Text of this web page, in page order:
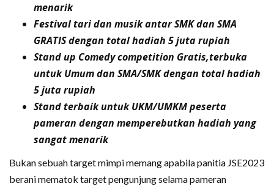
menarik
Festival tari dan musik antar SMK dan SMA
GRATIS dengan total hadiah 5 juta rupiah
Stand up Comedy competition Gratis,terbuka
untuk Umum dan SMA/SMK dengan total hadiah
5 juta rupiah
Stand terbaik untuk UKM/UMKM peserta
pameran dengan memperebutkan hadiah yang
sangat menarik
Bukan sebuah target mimpi memang apabila panitia JSE2023
berani mematok target pengunjung selama pameran